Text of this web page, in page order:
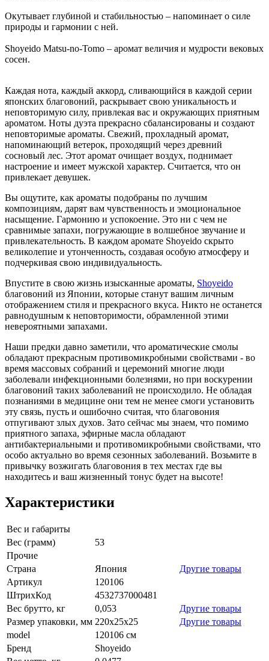
Окутывает глубиной и стабильностью – напоминает о силе
природы и гармонии с ней.
Shoyeido Matsu-no-Tomo – аромат величия и мудрости вековых
сосен.
Каждая нота, каждый аккорд, сливающийся в каждой серии
японских благовоний, раскрывает свою уникальность и
неповторимую силу, привлекая вас и окружающих приятным
ароматом. Ноты дуэта прекрасно сбалансированы и создают
неповторимые ароматы. Свежий, прохладный аромат,
напоминающий ветерок, проходящий через древний
сосновый лес. Этот аромат очищает воздух, поднимает
настроение и имеет мужской характер. Считается, что он
привлекает девушек.
Вы ощутите, как ароматы подобраны по лучшим
композициям, дарят вам чувственность и эмоциональное
насыщение. Гармонию и успокоение. Это ни с чем не
сравнимые запахи, погружающие в волшебное звучание и
привлекательность. В каждом аромате Shoyeido скрыто
великолепие и утонченность, создавая особую атмосферу и
подчеркивая свою индивидуальность.
Впустите в свою жизнь изысканные ароматы, Shoyeido
благовоний из Японии, которые станут вашим личным
отображением стиля и прекрасного вкуса. Никто не останется
равнодушным к неповторимости, обрамленной этими
невероятными запахами.
Наши предки давно заметили, что ароматические смолы
обладают прекрасным противомикробными свойствами - во
время массовых собраний и церемоний многие люди
заболевали инфекционными болезнями, но при воскурении
благовоний таких заболеваний не происходило. Не обладая
познаниями в медицине они тем не менее смоги установить
эту связь, пусть и ошибочно считая, что благовония
отпугивают злых духов. Зато сейчас мы знаем, что помимо
приятного запаха, эфирные масла обладают
антибактериальными и противомикробными свойствами, что
особо актуально во время сезонных заболеваний. Возьмите в
привычку возжигать благовония в тех местах где вы
находитесь и ваш жизненный тонус будет на высоте!
Характеристики
Вес и габариты
Вес (грамм)
53
Прочие
Страна
Япония
Другие товары
Артикул
120106
ШтрихКод
4532737000481
Вес брутто, кг
0,053
Другие товары
Размер упаковки, мм 220х25х25
Другие товары
model
120106 см
Бренд
Shoyeido